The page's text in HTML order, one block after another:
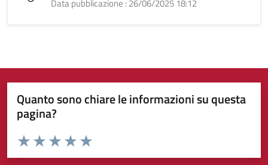
Data pubblicazione : 26/06/2025 18:12
Quanto sono chiare le informazioni su questa
pagina?
Valuta da 1 a 5 stelle la pagina
Valuta 5 stelle su 5
Valuta 4 stelle su 5
Valuta 3 stelle su 5
Valuta 2 stelle su 5
Valuta 1 stelle su 5